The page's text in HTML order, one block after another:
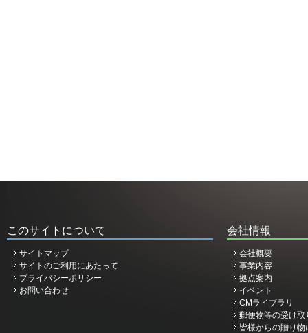
このサイトについて
サイトマップ
サイトのご利用にあたって
プライバシーポリシー
お問い合わせ
会社情報
会社概要
事業内容
拠点案内
イベント
CMライブラリ
郵便物等の受け取
皆様からの贈り